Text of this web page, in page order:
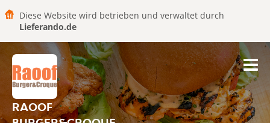
Diese Website wird betrieben und verwaltet durch
Lieferando.de
RAOOF